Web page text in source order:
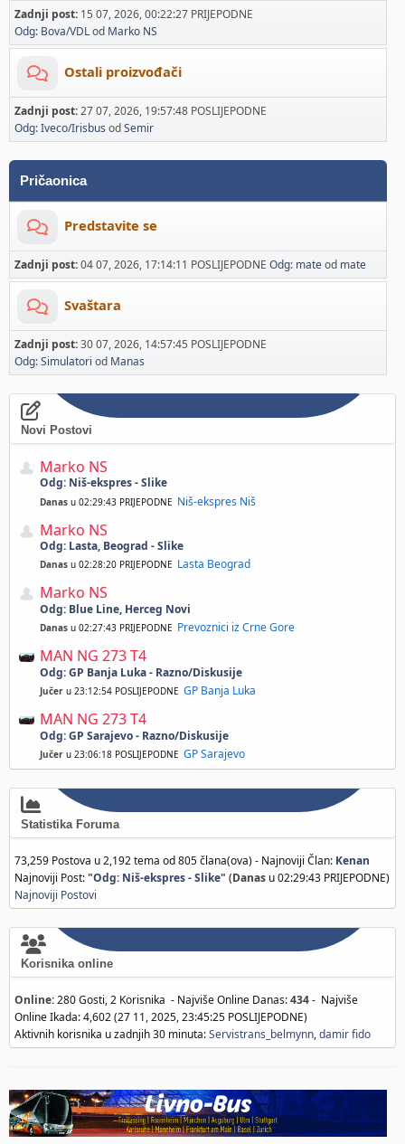
Zadnji post: 15 07, 2026, 00:22:27 PRIJEPODNE
Odg: Bova/VDLod Marko NS
Ostali proizvođači
Zadnji post:27 07, 2026, 19:57:48 POSLIJEPODNE
Odg: Iveco/Irisbus odSemir
Pričaonica
Predstavite se
Zadnji post:04 07, 2026, 17:14:11 POSLIJEPODNE Odg: mateod mate
Svaštara
Zadnji post:30 07, 2026, 14:57:45 POSLIJEPODNE
Odg: Simulatori od Manas
Novi Postovi
Marko NS
Odg: Niš-ekspres - Slike
Danas u 02:29:43 PRIJEPODNE Niš-ekspres Niš
Marko NS
Odg: Lasta, Beograd - Slike
Danas u 02:28:20 PRIJEPODNE Lasta Beograd
Marko NS
Odg: Blue Line, Herceg Novi
Danas u 02:27:43 PRIJEPODNE Prevoznici iz Crne Gore
MAN NG 273 T4
Odg: GP Banja Luka - Razno/Diskusije
Jučer u 23:12:54 POSLIJEPODNE GP Banja Luka
MAN NG 273 T4
Odg: GP Sarajevo - Razno/Diskusije
Jučer u 23:06:18 POSLIJEPODNE GP Sarajevo
Statistika Foruma
73,259 Postova u 2,192 tema od 805 člana(ova) - Najnoviji Član: Kenan
Najnoviji Post:"Odg: Niš-ekspres - Slike" (Danas u 02:29:43 PRIJEPODNE)
Najnoviji Postovi
Korisnika online
Online:280 Gosti, 2 Korisnika - Najviše Online Danas:434- Najviše
Online Ikada: 4,602 (27 11, 2025, 23:45:25 POSLIJEPODNE)
Aktivnih korisnika u zadnjih 30 minuta:Servistrans_belmynn,damir fido